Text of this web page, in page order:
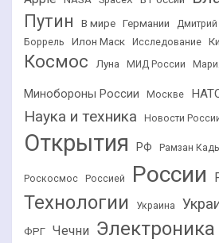
Путин
В мире Германии
Боррель
Илон Маск Исследование
Космос Луна МИД России
Минобороны России Москве
Наука и техника Новости
Открытия РФ Рамзан
Роскосмос Россией России
Технологии Украина
ФРГ Чечни Электроника